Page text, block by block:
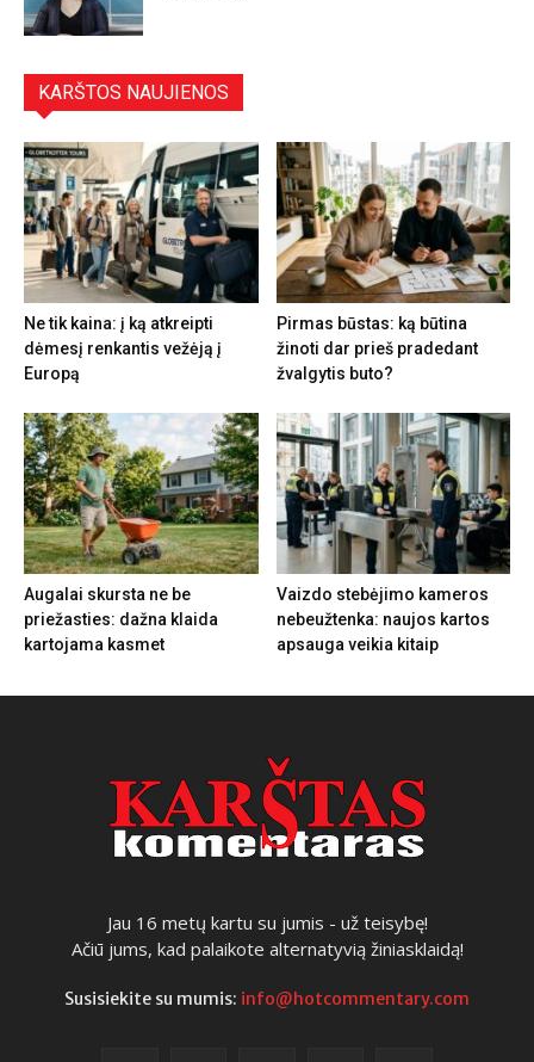
KARŠTOS NAUJIENOS
Ne tik kaina: į ką atkreipti
dėmesį renkantis vežėją į
Europą
Pirmas būstas: ką būtina
žinoti dar prieš pradedant
žvalgytis buto?
Augalai skursta ne be
priežasties: dažna klaida
kartojama kasmet
Vaizdo stebėjimo kameros
nebeužtenka: naujos kartos
apsauga veikia kitaip
Jau 16 metų kartu su jumis - už teisybę!
Ačiū jums, kad palaikote alternatyvią žiniasklaidą!
Susisiekite su mumis: info@hotcommentary.com